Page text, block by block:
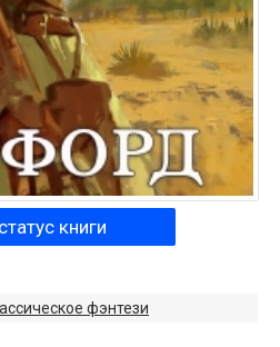
книги
фэнтези